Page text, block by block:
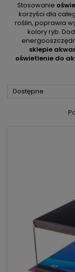
Stosowanie
korzyści dla
roślin, poprawia
kolory ryb.
sklepie
oświetlenie do
Dostępne